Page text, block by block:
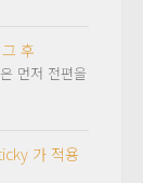
후
먼저 전편을
가 적용